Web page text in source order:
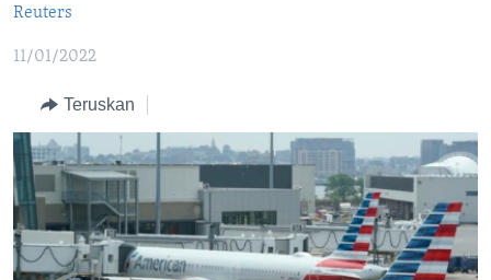
ke
Utama
Lanjut
Pencarian
DAFTAR PROGRAM
IKUTI KAMI
Bahasa-bahasa
Reuters
11/01/2022
Teruskan